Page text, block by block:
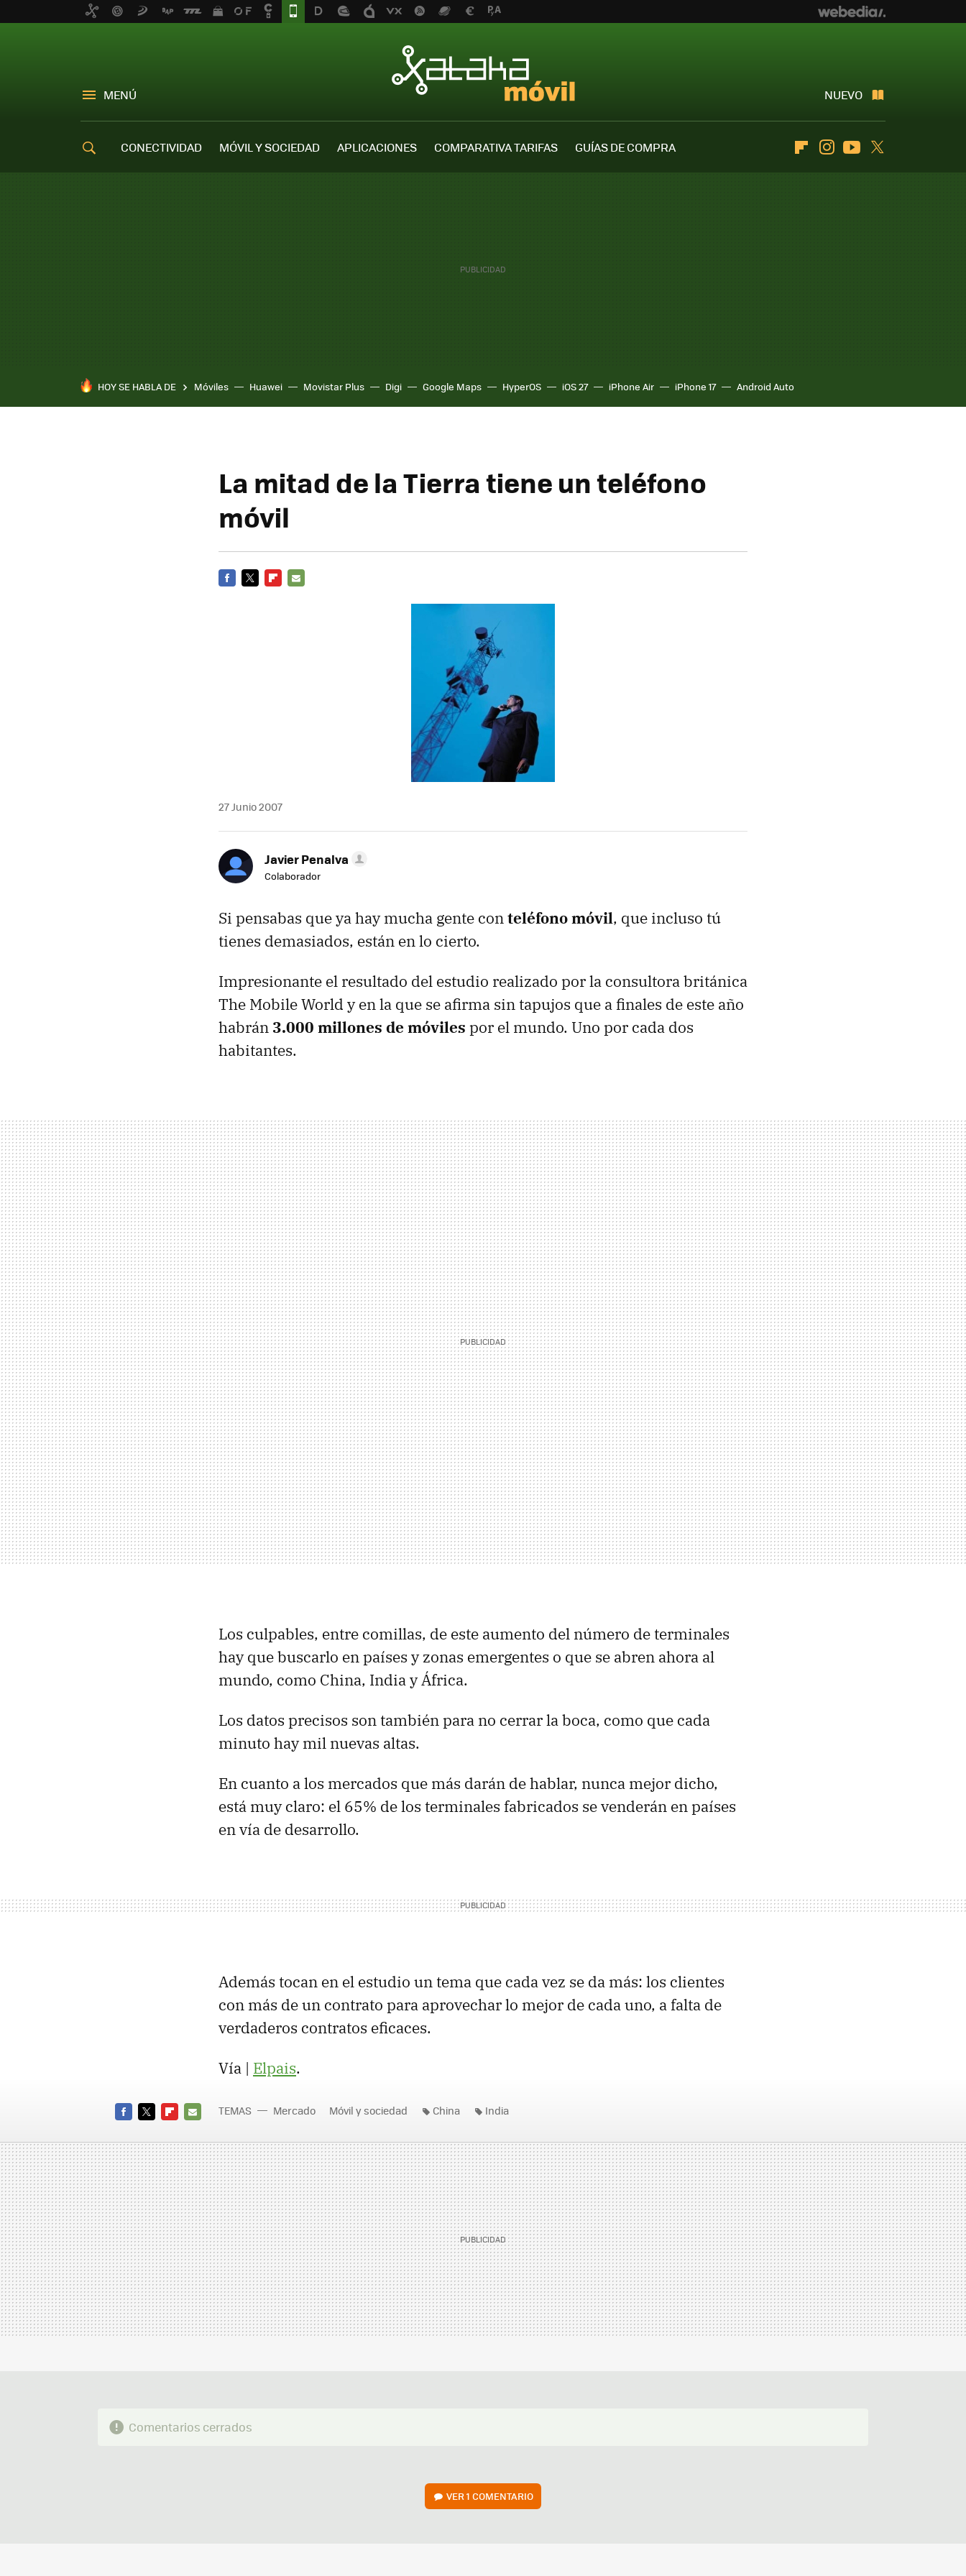
MENÚ NUEVO
CONECTIVIDAD MÓVIL Y SOCIEDAD APLICACIONES COMPARATIVA TARIFAS
GUÍAS DE COMPRA
FlipboardInstagramYoutube
HOY SE HABLA DE Móviles Huawei Movistar Plus Digi Google Maps HyperOS iOS 27 iPhone Air iPhone 17 Android Auto
La mitad de la Tierra tiene un teléfono
móvil
27 Junio 2007
Javier Penalva
Colaborador
Si pensabas que ya hay mucha gente conteléfono móvil, que incluso tú
tienes demasiados, están en lo cierto.
Impresionante el resultado del estudio realizado por la consultora británica
The Mobile World y en la que se afirma sin tapujos que a finales de este año
habrán 3.000 millones de móviles por el mundo. Uno por cada dos
habitantes.
Los culpables, entre comillas, de este aumento del número de terminales
hay que buscarlo en países y zonas emergentes o que se abren ahora al
mundo, como China, India y África.
Los datos precisos son también para no cerrar la boca, como que cada
minuto hay mil nuevas altas.
En cuanto a los mercados que más darán de hablar, nunca mejor dicho,
está muy claro: el 65% de los terminales fabricados se venderán en países
en vía de desarrollo.
Además tocan en el estudio un tema que cada vez se da más: los clientes
con más de un contrato para aprovechar lo mejor de cada uno, a falta de
verdaderos contratos eficaces.
Vía | Elpais.
MAIL
TEMAS Mercado Móvil y sociedad China India
Comentarios cerrados
VER1 COMENTARIO